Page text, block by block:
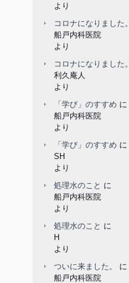
より
コロナになりました。
船戸内科医院
より
コロナになりました。
利久庵人
より
「学び」のすすめ に
船戸内科医院
より
「学び」のすすめ に
SH
より
処理水のこと に
船戸内科医院
より
処理水のこと に
H
より
ついに来ました。
に
船戸内科医院